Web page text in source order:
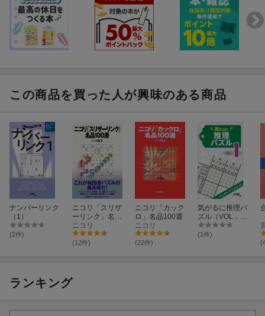
この商品を買った人が興味のある商品
ナンバーリンク
（1）
(2件)
ニコリ「スリザ
ーリンク」名品
100選
ニコリ
(12件)
ニコリ「カック
ロ」名品100選
ニコリ
(22件)
気がるに推理パ
ズル（VOL．
1）
(1件)
ランキング